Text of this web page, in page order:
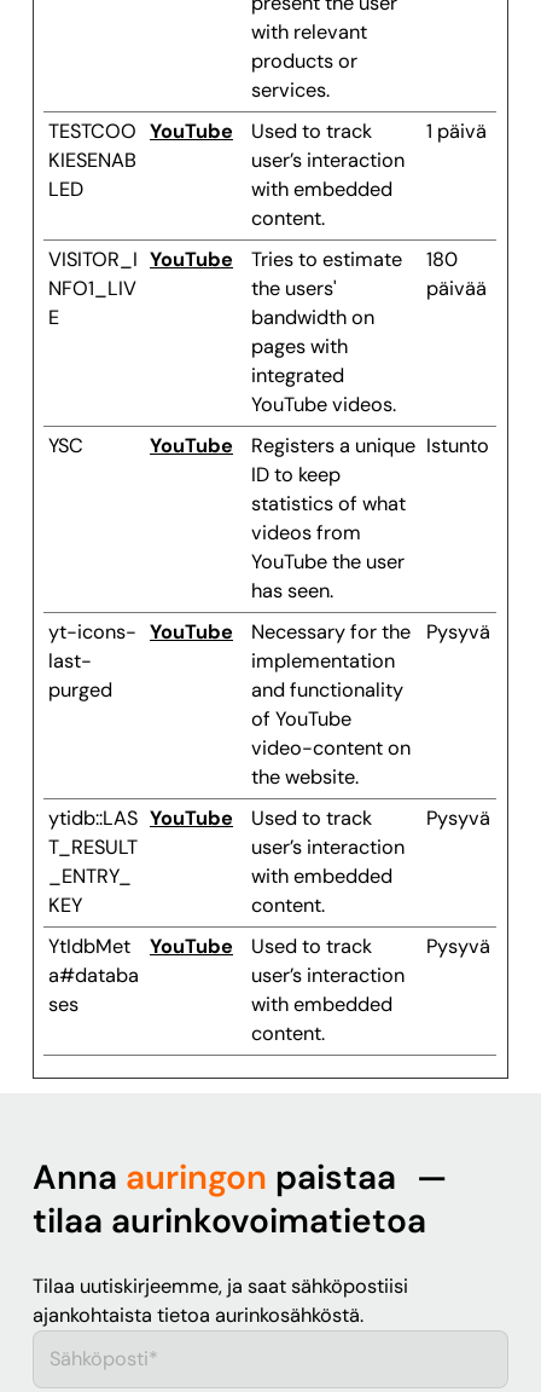
with relevant
products or
services.
TESTCOO
KIESENAB
LED
YouTube
Used to track
user’s interaction
with embedded
content.
1 päivä
VISITOR_I
NFO1_LIV
E
YouTube
Tries to estimate
the users'
bandwidth on
pages with
integrated
YouTube videos.
180
päivää
YSC YouTube
Registers a unique
ID to keep
statistics of what
videos from
YouTube the user
has seen.
Istunto
yt-icons-
last-
purged
YouTube
Necessary for the
implementation
and functionality
of YouTube
video-content on
the website.
Pysyvä
ytidb::LAS
T_RESULT
_ENTRY_
KEY
YouTube
Used to track
user’s interaction
with embedded
content.
Pysyvä
YtIdbMet
a#databa
ses
YouTube
Used to track
user’s interaction
with embedded
content.
Pysyvä
Anna auringon paistaa —
tilaa aurinkovoimatietoa
Tilaa uutiskirjeemme, ja saat sähköpostiisi
ajankohtaista tietoa aurinkosähköstä.